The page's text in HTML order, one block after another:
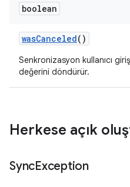
boolean
wasCanceled()
Senkronizasyon kullanıcı
değerini döndürür.
Herkese açık
SyncException